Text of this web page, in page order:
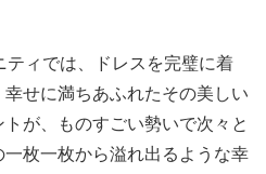
ィでは、ドレスを完璧に着
せに満ちあふれたその美しい
が、ものすごい勢いで次々と
枚一枚から溢れ出るような幸